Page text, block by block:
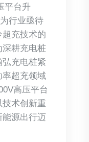
平台升
行业亟待
充技术的
深耕充电桩
充电桩紧
率超充领域
高压平台
术创新重
源出行迈